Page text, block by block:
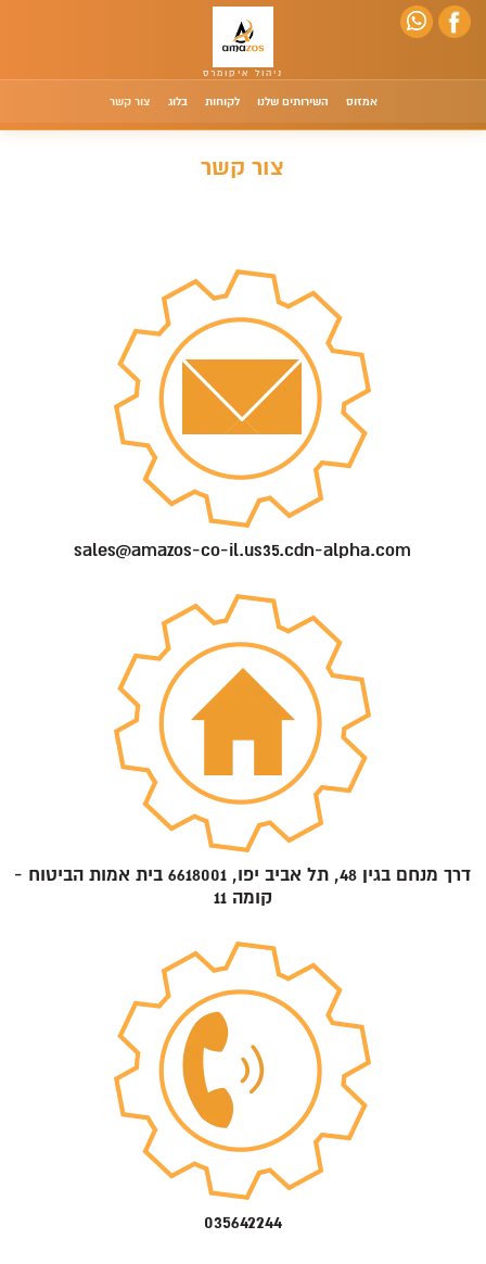
אמזוס השירותים שלנו לקוחות בלוג צור קשר
צור קשר
sales@amazos-co-il.us35.cdn-alpha.com
דרך מנחם בגין 48, תל אביב יפו, 6618001 בית אמות הביטוח -
קומה 11
035642244